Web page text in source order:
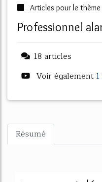
Articles pour le
professionnel
18 articles
Voir également
Résumé